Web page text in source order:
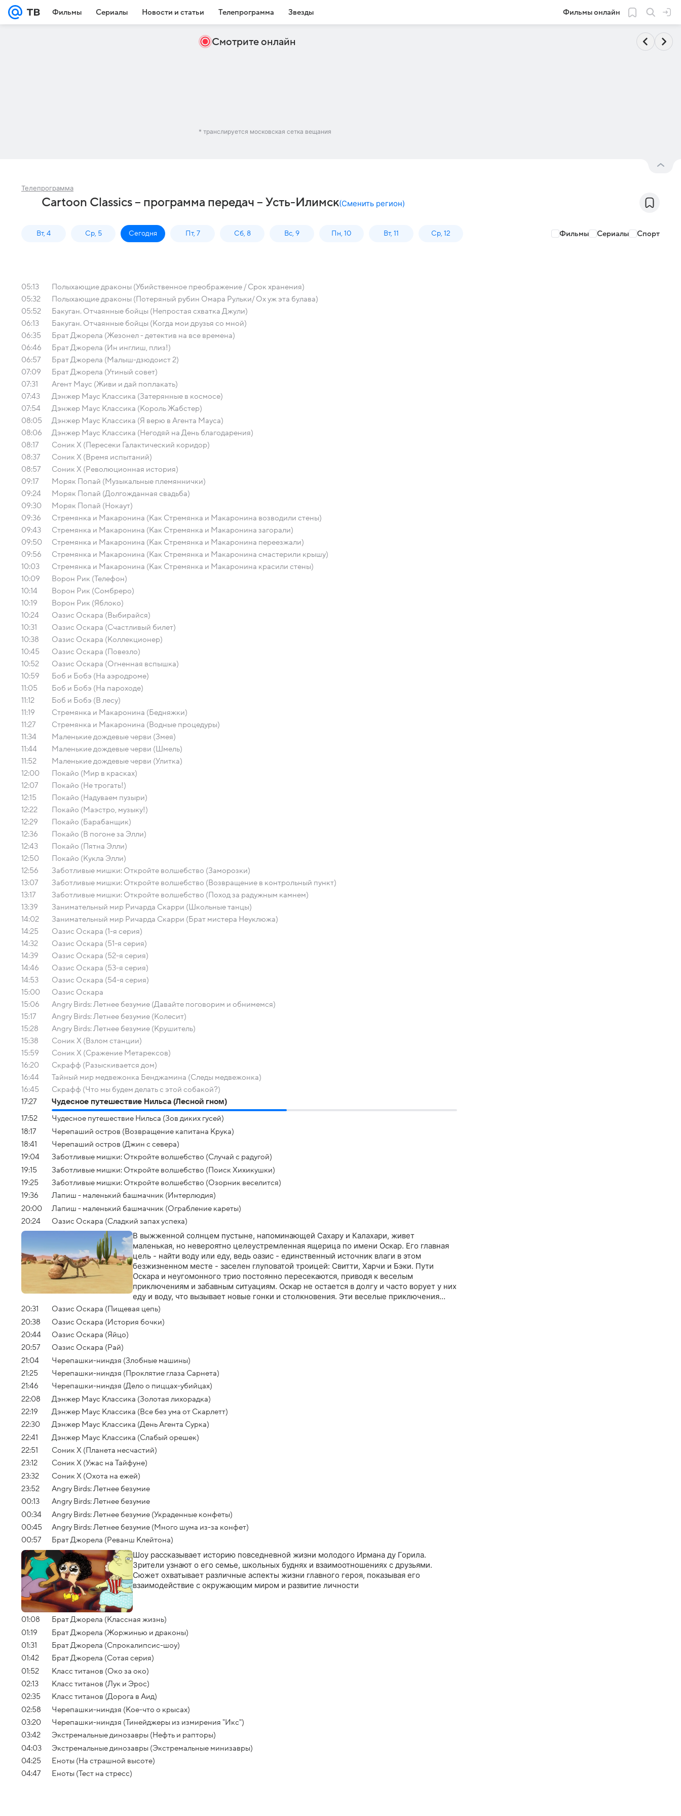
Фильмы Сериалы Новости и статьи Телепрограмма Звезды Фильмы онлайн
Смотрите онлайн
* транслируется московская сетка вещания
Телепрограмма
Cartoon Classics – программа передач – Усть-Илимск(Сменить регион)
Вт, 4 Ср, 5 Сегодня Пт, 7 Сб, 8 Вс, 9 Пн, 10 Вт, 11 Ср, 12 Фильмы Сериалы Спорт
05:13
Полыхающие драконы (Убийственное преображение / Срок хранения)
05:32
Полыхающие драконы (Потеряный рубин Омара Рульки/ Ох уж эта булава)
05:52
Бакуган. Отчаянные бойцы (Непростая схватка Джули)
06:13
Бакуган. Отчаянные бойцы (Когда мои друзья со мной)
06:35
Брат Джорела (Жезонел - детектив на все времена)
06:46
Брат Джорела (Ин инглиш, плиз!)
06:57
Брат Джорела (Малыш-дзюдоист 2)
07:09
Брат Джорела (Утиный совет)
07:31
Агент Маус (Живи и дай поплакать)
07:43
Дэнжер Маус Классика (Затерянные в космосе)
07:54
Дэнжер Маус Классика (Король Жабстер)
08:05
Дэнжер Маус Классика (Я верю в Агента Мауса)
08:06
Дэнжер Маус Классика (Негодяй на День благодарения)
08:17
Соник Х (Пересеки Галактический коридор)
08:37
Соник Х (Время испытаний)
08:57
Соник Х (Революционная история)
09:17
Моряк Попай (Музыкальные племяннички)
09:24
Моряк Попай (Долгожданная свадьба)
09:30
Моряк Попай (Нокаут)
09:36
Стремянка и Макаронина (Как Стремянка и Макаронина возводили стены)
09:43
Стремянка и Макаронина (Как Стремянка и Макаронина загорали)
09:50
Стремянка и Макаронина (Как Стремянка и Макаронина переезжали)
09:56
Стремянка и Макаронина (Как Стремянка и Макаронина смастерили крышу)
10:03
Стремянка и Макаронина (Как Стремянка и Макаронина красили стены)
10:09
Ворон Рик (Телефон)
10:14
Ворон Рик (Сомбреро)
10:19
Ворон Рик (Яблоко)
10:24
Оазис Оскара (Выбирайся)
10:31
Оазис Оскара (Счастливый билет)
10:38
Оазис Оскара (Коллекционер)
10:45
Оазис Оскара (Повезло)
10:52
Оазис Оскара (Огненная вспышка)
10:59
Боб и Бобэ (На аэродроме)
11:05
Боб и Бобэ (На пароходе)
11:12
Боб и Бобэ (В лесу)
11:19
Стремянка и Макаронина (Бедняжки)
11:27
Стремянка и Макаронина (Водные процедуры)
11:34
Маленькие дождевые черви (Змея)
11:44
Маленькие дождевые черви (Шмель)
11:52
Маленькие дождевые черви (Улитка)
12:00
Покайо (Мир в красках)
12:07
Покайо (Не трогать!)
12:15
Покайо (Надуваем пузыри)
12:22
Покайо (Маэстро, музыку!)
12:29
Покайо (Барабанщик)
12:36
Покайо (В погоне за Элли)
12:43
Покайо (Пятна Элли)
12:50
Покайо (Кукла Элли)
12:56
Заботливые мишки: Откройте волшебство (Заморозки)
13:07
Заботливые мишки: Откройте волшебство (Возвращение в контрольный пункт)
13:17
Заботливые мишки: Откройте волшебство (Поход за радужным камнем)
13:39
Занимательный мир Ричарда Скарри (Школьные танцы)
14:02
Занимательный мир Ричарда Скарри (Брат мистера Неуклюжа)
14:25
Оазис Оскара (1-я серия)
14:32
Оазис Оскара (51-я серия)
14:39
Оазис Оскара (52-я серия)
14:46
Оазис Оскара (53-я серия)
14:53
Оазис Оскара (54-я серия)
15:00
Оазис Оскара
15:06
Angry Birds: Летнее безумие (Давайте поговорим и обнимемся)
15:17
Angry Birds: Летнее безумие (Колесит)
15:28
Angry Birds: Летнее безумие (Крушитель)
15:38
Соник Х (Взлом станции)
15:59
Соник Х (Сражение Метарексов)
16:20
Скрафф (Разыскивается дом)
16:44
Тайный мир медвежонка Бенджамина (Следы медвежонка)
16:45
Скрафф (Что мы будем делать с этой собакой?)
17:27
Чудесное путешествие Нильса (Лесной гном)
17:52
Чудесное путешествие Нильса (Зов диких гусей)
18:17
Черепаший остров (Возвращение капитана Крука)
18:41
Черепаший остров (Джин с севера)
19:04
Заботливые мишки: Откройте волшебство (Случай с радугой)
19:15
Заботливые мишки: Откройте волшебство (Поиск Хихикушки)
19:25
Заботливые мишки: Откройте волшебство (Озорник веселится)
19:36
Лапиш - маленький башмачник (Интерлюдия)
20:00
Лапиш - маленький башмачник (Ограбление кареты)
20:24
Оазис Оскара (Сладкий запах успеха)
В выжженной солнцем пустыне, напоминающей Сахару и Калахари, живет
маленькая, но невероятно целеустремленная ящерица по имени Оскар. Его главная
цель - найти воду или еду, ведь оазис - единственный источник влаги в этом
безжизненном месте - заселен глуповатой троицей: Свитти, Харчи и Бэки. Пути
Оскара и неугомонного трио постоянно пересекаются, приводя к веселым
приключениям и забавным ситуациям. Оскар не остается в долгу и часто ворует у них
еду и воду, что вызывает новые гонки и столкновения. Эти веселые приключения
ящерицы и ее глуповатых соперников не дадут зрителям заскучать, ведь каждый
эпизод наполнен динамикой, комедией и неожиданными поворотами. В этом
мультсериале в формате 3D показана история выживания, где упорство Оскара
20:31
Оазис Оскара (Пищевая цепь)
20:38
Оазис Оскара (История бочки)
20:44
Оазис Оскара (Яйцо)
20:57
Оазис Оскара (Рай)
21:04
Черепашки-ниндзя (Злобные машины)
21:25
Черепашки-ниндзя (Проклятие глаза Сарнета)
21:46
Черепашки-ниндзя (Дело о пиццах-убийцах)
22:08
Дэнжер Маус Классика (Золотая лихорадка)
22:19
Дэнжер Маус Классика (Все без ума от Скарлетт)
22:30
Дэнжер Маус Классика (День Агента Сурка)
22:41
Дэнжер Маус Классика (Слабый орешек)
22:51
Соник Х (Планета несчастий)
23:12
Соник Х (Ужас на Тайфуне)
23:32
Соник Х (Охота на ежей)
23:52
Angry Birds: Летнее безумие
00:13
Angry Birds: Летнее безумие
00:34
Angry Birds: Летнее безумие (Украденные конфеты)
00:45
Angry Birds: Летнее безумие (Много шума из-за конфет)
00:57
Брат Джорела (Реванш Клейтона)
Шоу рассказывает историю повседневной жизни молодого Ирмана ду Горила.
Зрители узнают о его семье, школьных буднях и взаимоотношениях с друзьями.
Сюжет охватывает различные аспекты жизни главного героя, показывая его
взаимодействие с окружающим миром и развитие личности
01:08
Брат Джорела (Классная жизнь)
01:19
Брат Джорела (Жоржинью и драконы)
01:31
Брат Джорела (Спрокалипсис-шоу)
01:42
Брат Джорела (Сотая серия)
01:52
Класс титанов (Око за око)
02:13
Класс титанов (Лук и Эрос)
02:35
Класс титанов (Дорога в Аид)
02:58
Черепашки-ниндзя (Кое-что о крысах)
03:20
Черепашки-ниндзя (Тинейджеры из измирения "Икс")
03:42
Экстремальные динозавры (Нефть и рапторы)
04:03
Экстремальные динозавры (Экстремальные минизавры)
04:25
Еноты (На страшной высоте)
04:47
Еноты (Тест на стресс)